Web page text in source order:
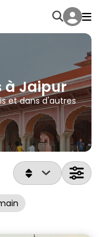
à Jaipur
et dans d'autres